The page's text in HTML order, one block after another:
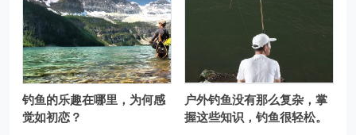
钓鱼的乐趣在哪里，为何感
觉如初恋？
户外钓鱼没有那么复杂，掌
握这些知识，钓鱼很轻松。